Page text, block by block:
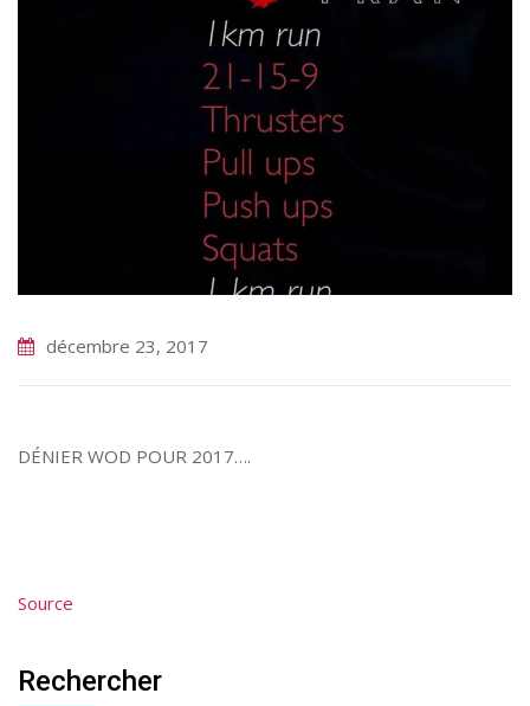
décembre 23, 2017
DÉNIER WOD POUR 2017….
Source
Rechercher